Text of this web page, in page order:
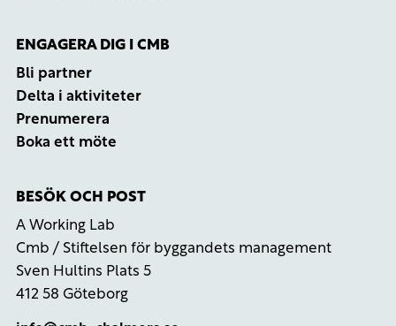
ENGAGERA DIG I CMB
Bli partner
Delta i aktiviteter
Prenumerera
Boka ett möte
BESÖK OCH POST
A Working Lab
Cmb / Stiftelsen för byggandets management
Sven Hultins Plats 5
412 58 Göteborg